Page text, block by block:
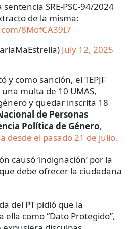
SRE-PSC-94/2024
de la misma:
8MofCA39I7
July 12, 2025
y como sanción, el TEPJF
multa de 10 UMAS,
y quedar inscrita 18
de Personas
Política de Género,
desde el pasado 21 de julio.
causó ‘indignación’ por la
debe ofrecer la ciudadana
del PT pidió que la
como “Dato Protegido”,